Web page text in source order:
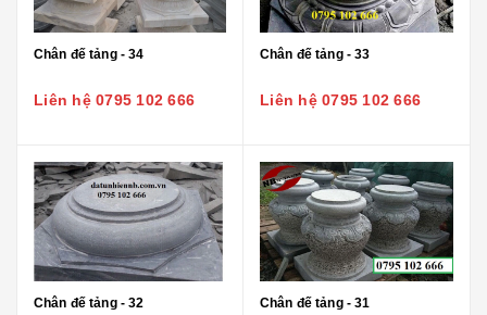
Chân đế tảng - 34
Liên hệ 0795 102 666
Chân đế tảng - 33
Liên hệ 0795 102 666
Chân đế tảng - 32 Chân đế tảng - 31